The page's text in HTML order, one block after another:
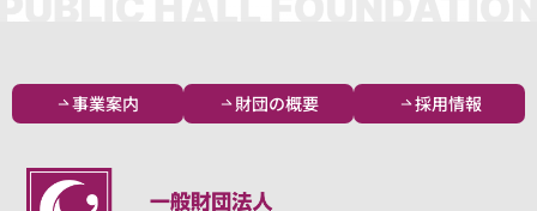
事業案内 財団の概要 採用情報